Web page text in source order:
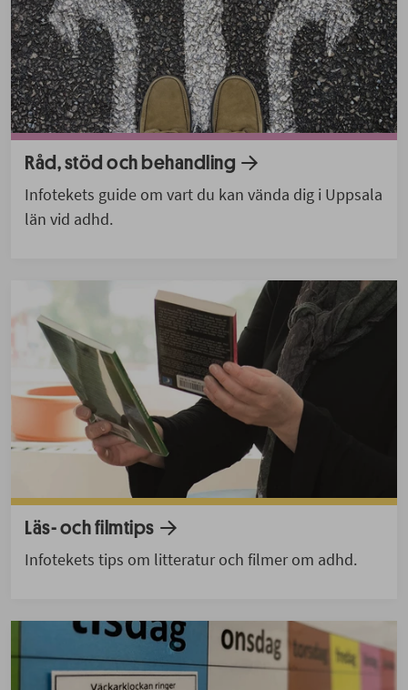
Råd, stöd och behandling
Infotekets guide om vart du kan vända dig i Uppsala
län vid adhd.
Läs- och filmtips
Infotekets tips om litteratur och filmer om adhd.